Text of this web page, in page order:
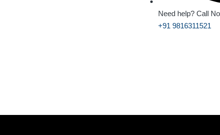
Need help? Call
+91 9816311521